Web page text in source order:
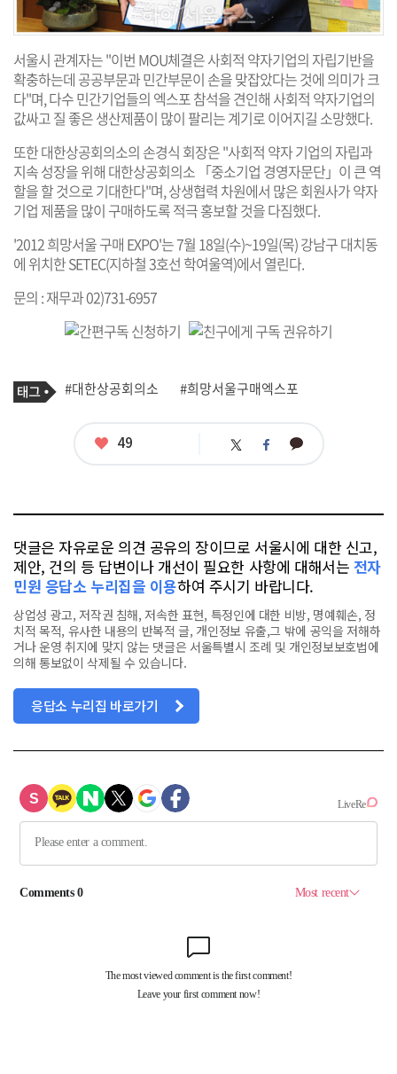
서울시 관계자는 "이번 MOU체결은 사회적 약자기업의 자립기반을
확충하는데 공공부문과 민간부문이 손을 맞잡았다는 것에 의미가 크
다"며, 다수 민간기업들의 엑스포 참석을 견인해 사회적 약자기업의
값싸고 질 좋은 생산제품이 많이 팔리는 계기로 이어지길 소망했다.
또한 대한상공회의소의 손경식 회장은 "사회적 약자 기업의 자립과
지속 성장을 위해 대한상공회의소 「중소기업 경영자문단」이 큰 역
할을 할 것으로 기대한다"며, 상생협력 차원에서 많은 회원사가 약자
기업 제품을 많이 구매하도록 적극 홍보할 것을 다짐했다.
'2012 희망서울 구매 EXPO'는 7월 18일(수)~19일(목) 강남구 대치동
에 위치한 SETEC(지하철 3호선 학여울역)에서 열린다.
문의 : 재무과 02)731-6957
기
사
태
그
#대한상공회의소 #희망서울구매엑스포
좋
49 트 페 카
댓글은 자유로운 의견 공유의 장이므로 서울시에 대한 신고,
제안, 건의 등 답변이나 개선이 필요한 사항에 대해서는 전자
민원 응답소 누리집을 이용하여 주시기 바랍니다.
상업성 광고, 저작권 침해, 저속한 표현, 특정인에 대한 비방, 명예훼손, 정
치적 목적, 유사한 내용의 반복적 글, 개인정보 유출,그 밖에 공익을 저해하
거나 운영 취지에 맞지 않는 댓글은 서울특별시 조례 및 개인정보보호법에
의해 통보없이 삭제될 수 있습니다.
응답소 누리집 바로가기